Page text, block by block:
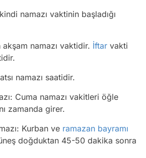
namazı vaktinin başladığı
namazı vaktidir. İftar vakti
namazı saatidir.
Cuma namazı vakitleri öğle
zamanda girer.
Kurban ve ramazan bayramı
doğduktan 45-50 dakika sonra